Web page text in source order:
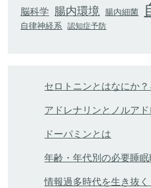
脳科学 腸内環境 腸内細菌
自律神経系 認知症予防
セロトニンとはなにか
アドレナリンとノルア
ドーパミンとは
年齢・年代別の必要睡
情報過多時代を生き抜